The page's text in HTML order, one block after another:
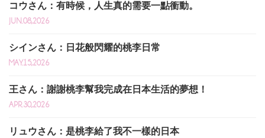
コウさん：有時候，人生真的需要一點衝動。
JUN.08,2026
シインさん：日花般閃耀的桃李日常
MAY.15,2026
王さん：謝謝桃李幫我完成在日本生活的夢想！
APR.30,2026
リュウさん：是桃李給了我不一樣的日本